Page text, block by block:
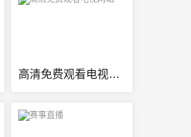
高清免费观看电视网站